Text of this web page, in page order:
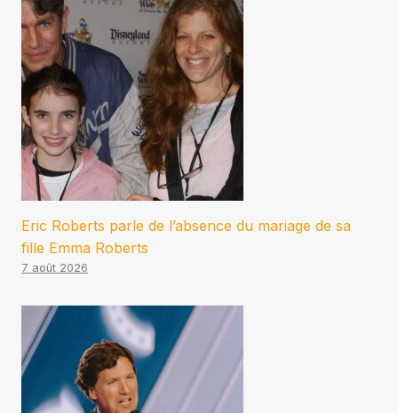
Eric Roberts parle de l’absence du mariage de sa
fille Emma Roberts
7 août 2026